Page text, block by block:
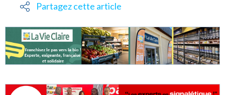
Partagez cette article